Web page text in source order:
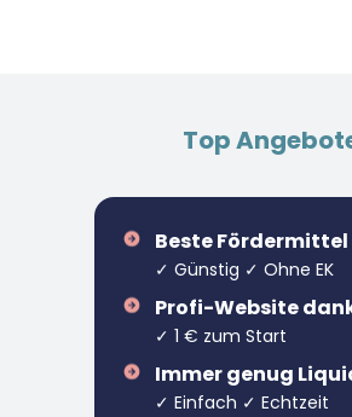
Top
Beste
✓ Günstig ✓ Ohne EK
Profi-Website
✓ 1 € zum Start
Immer genug
✓ Einfach ✓ Echtzeit